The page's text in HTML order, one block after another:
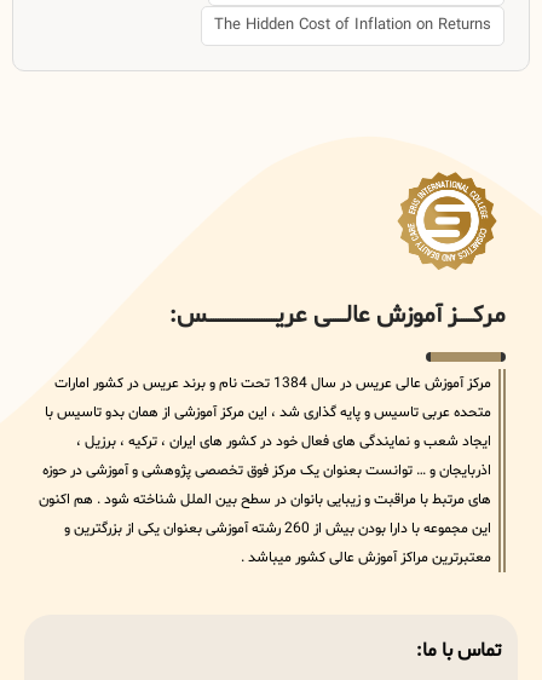
The Hidden Cost of Inflation on Returns
مرکــــــز آموزش عالــــــی عریــــــــــــــــــــــــــــس:
مرکز آموزش عالی عریس در سال 1384 تحت نام و برند عریس در کشور امارات
متحده عربی تاسیس و پایه گذاری شد ، این مرکز آموزشی از همان بدو تاسیس با
ایجاد شعب و نمایندگی های فعال خود در کشور های ایران ، ترکیه ، برزیل ،
اذربایجان و … توانست بعنوان یک مرکز فوق تخصصی پژوهشی و آموزشی در حوزه
های مرتبط با مراقبت و زیبایی بانوان در سطح بین الملل شناخته شود . هم اکنون
این مجموعه با دارا بودن بیش از 260 رشته آموزشی بعنوان یکی از بزرگترین و
معتبرترین مراکز آموزش عالی کشور میباشد .
تماس با ما: